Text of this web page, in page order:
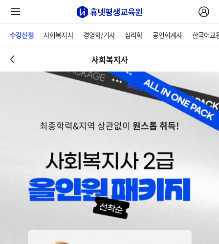
수강신청 사회복지사 경영학/기사 심리학 공인회계사 한국어교
사회복지사
최종학력&지역 상관없이 원스톱 취득!